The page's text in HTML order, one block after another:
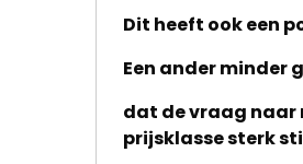
Dit heeft ook een
Een ander minder
dat de vraag naar
prijsklasse sterk